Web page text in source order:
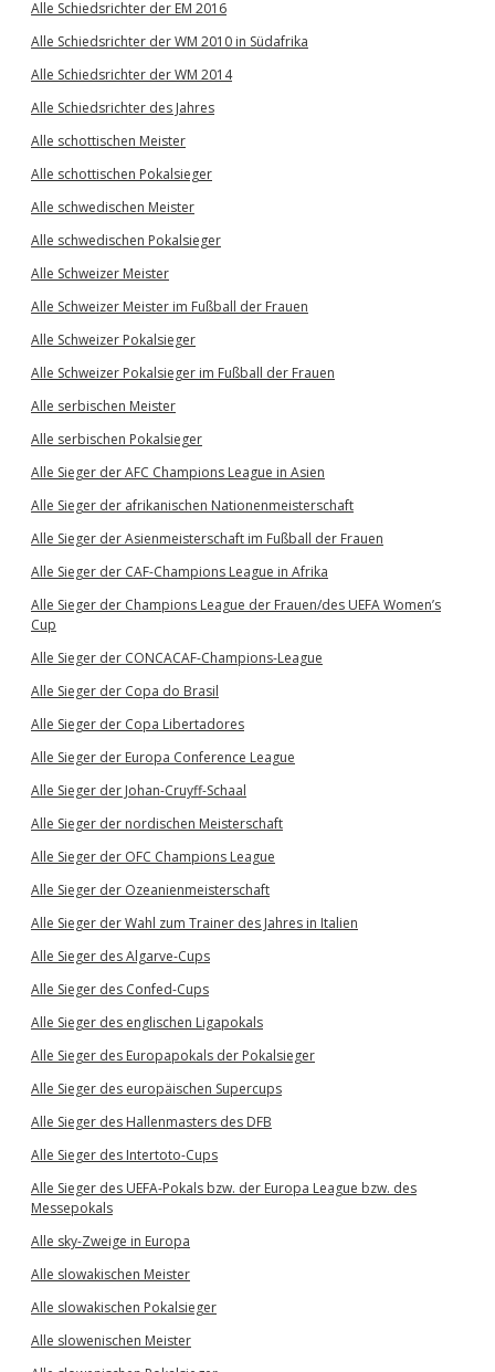
Alle Schiedsrichter der EM 2016
Alle Schiedsrichter der WM 2010 in Südafrika
Alle Schiedsrichter der WM 2014
Alle Schiedsrichter des Jahres
Alle schottischen Meister
Alle schottischen Pokalsieger
Alle schwedischen Meister
Alle schwedischen Pokalsieger
Alle Schweizer Meister
Alle Schweizer Meister im Fußball der Frauen
Alle Schweizer Pokalsieger
Alle Schweizer Pokalsieger im Fußball der Frauen
Alle serbischen Meister
Alle serbischen Pokalsieger
Alle Sieger der AFC Champions League in Asien
Alle Sieger der afrikanischen Nationenmeisterschaft
Alle Sieger der Asienmeisterschaft im Fußball der Frauen
Alle Sieger der CAF-Champions League in Afrika
Alle Sieger der Champions League der Frauen/des UEFA Women’s
Cup
Alle Sieger der CONCACAF-Champions-League
Alle Sieger der Copa do Brasil
Alle Sieger der Copa Libertadores
Alle Sieger der Europa Conference League
Alle Sieger der Johan-Cruyff-Schaal
Alle Sieger der nordischen Meisterschaft
Alle Sieger der OFC Champions League
Alle Sieger der Ozeanienmeisterschaft
Alle Sieger der Wahl zum Trainer des Jahres in Italien
Alle Sieger des Algarve-Cups
Alle Sieger des Confed-Cups
Alle Sieger des englischen Ligapokals
Alle Sieger des Europapokals der Pokalsieger
Alle Sieger des europäischen Supercups
Alle Sieger des Hallenmasters des DFB
Alle Sieger des Intertoto-Cups
Alle Sieger des UEFA-Pokals bzw. der Europa League bzw. des
Messepokals
Alle sky-Zweige in Europa
Alle slowakischen Meister
Alle slowakischen Pokalsieger
Alle slowenischen Meister